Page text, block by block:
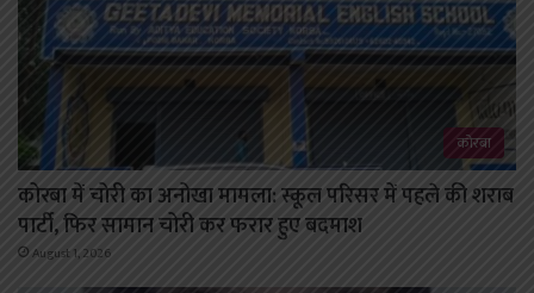
कोरबा
कोरबा में चोरी का अनोखा मामला: स्कूल परिसर में पहले की शराब
पार्टी, फिर सामान चोरी कर फरार हुए बदमाश
August 1, 2026